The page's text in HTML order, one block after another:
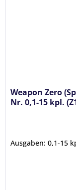
Weapon Zero
Nr. 0,1-15 kpl.
Ausgaben: 0,1-15